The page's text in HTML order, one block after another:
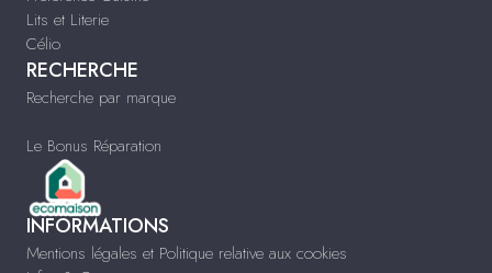
Lits et Literie
Célio
RECHERCHE
Recherche par marque
Le Bonus Réparation
INFORMATIONS
Mentions légales et Politique relative aux cookies